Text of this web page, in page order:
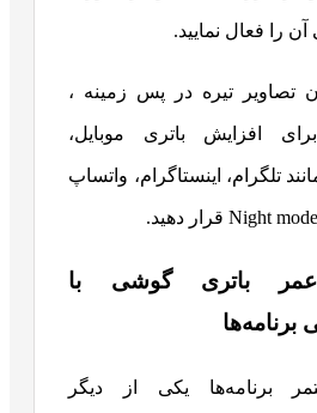
را فعال نمایید.
تصاویر تیره در پس زمینه ،
افزایش باتری موبایل،
تلگرام، اینستاگرام، واتساپ
عمر باتری گوشی با
برنامه‌ها
برنامه‌ها یکی از دیگر